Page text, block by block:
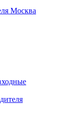
Москва